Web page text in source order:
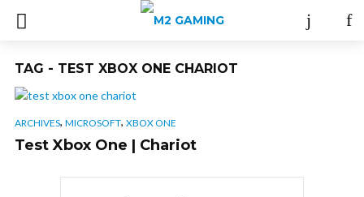
TAG - TEST XBOX ONE CHARIOT
ARCHIVES, MICROSOFT, XBOX ONE
Test Xbox One | Chariot